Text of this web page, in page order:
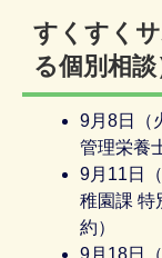
すくすく
る個別相談
9月8日（
管理栄養
9月11日
稚園課 特
約）
9月18日